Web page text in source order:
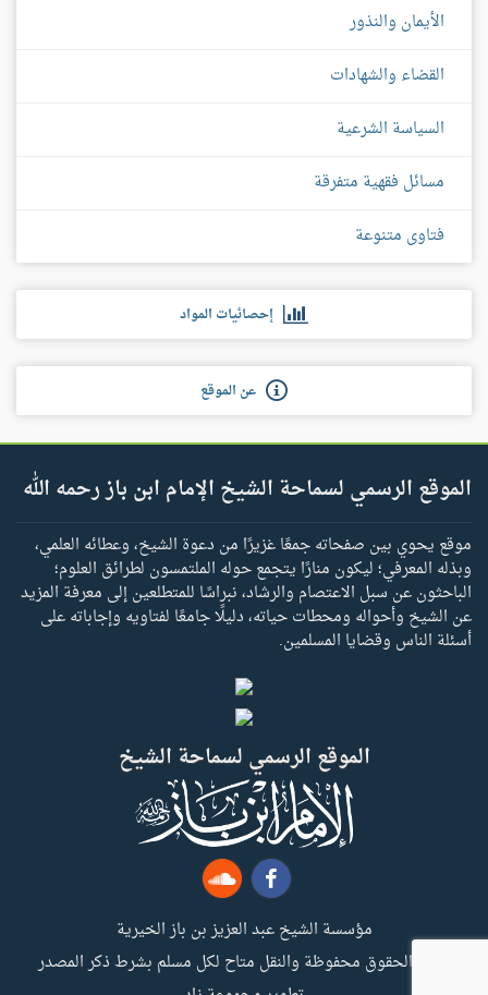
الأيمان والنذور
القضاء والشهادات
السياسة الشرعية
مسائل فقهية متفرقة
فتاوى متنوعة
إحصائيات المواد
عن الموقع
الموقع الرسمي لسماحة الشيخ الإمام ابن باز رحمه الله
موقع يحوي بين صفحاته جمعًا غزيرًا من دعوة الشيخ، وعطائه العلمي،
وبذله المعرفي؛ ليكون منارًا يتجمع حوله الملتمسون لطرائق العلوم؛
الباحثون عن سبل الاعتصام والرشاد، نبراسًا للمتطلعين إلى معرفة المزيد
عن الشيخ وأحواله ومحطات حياته، دليلًا جامعًا لفتاويه وإجاباته على
أسئلة الناس وقضايا المسلمين.
الموقع الرسمي لسماحة الشيخ
مؤسسة الشيخ عبد العزيز بن باز الخيرية
جميع الحقوق محفوظة والنقل متاح لكل مسلم بشرط ذكر المصدر